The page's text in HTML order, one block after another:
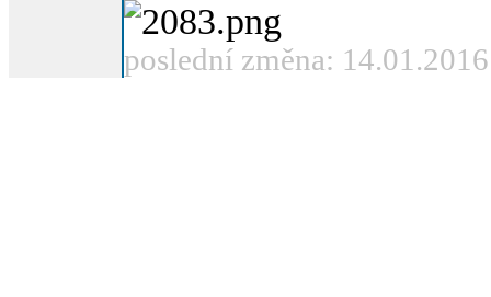
poslední změna: 14.01.2016